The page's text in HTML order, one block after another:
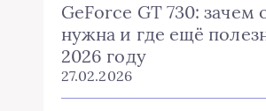
GeForce GT 730: зачем
нужна и где ещё
2026 году
27.02.2026